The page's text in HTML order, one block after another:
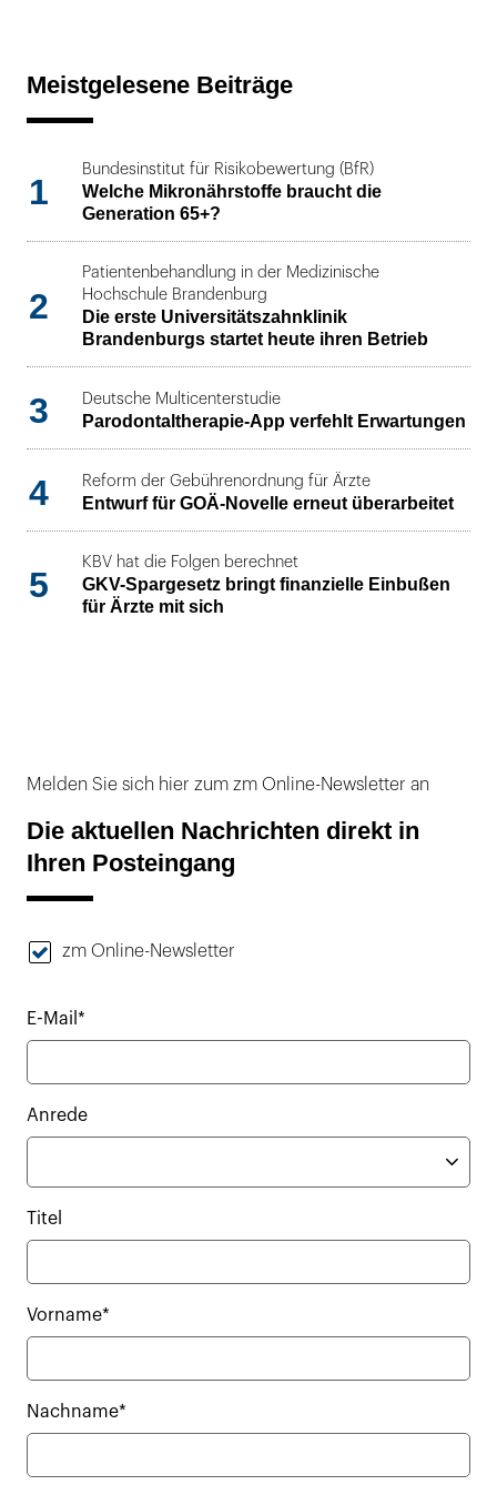
Meistgelesene Beiträge
1
Bundesinstitut für Risikobewertung (BfR)
Welche Mikronährstoffe braucht die
Generation 65+?
2
Patientenbehandlung in der Medizinische
Hochschule Brandenburg
Die erste Universitätszahnklinik
Brandenburgs startet heute ihren Betrieb
3 Deutsche Multicenterstudie
Parodontaltherapie-App verfehlt Erwartungen
4 Reform der Gebührenordnung für Ärzte
Entwurf für GOÄ-Novelle erneut überarbeitet
5
KBV hat die Folgen berechnet
GKV-Spargesetz bringt finanzielle Einbußen
für Ärzte mit sich
Melden Sie sich hier zum zm Online-Newsletter an
Die aktuellen Nachrichten direkt in
Ihren Posteingang
zm Online-Newsletter
E-Mail*
Anrede
Titel
Vorname*
Nachname*